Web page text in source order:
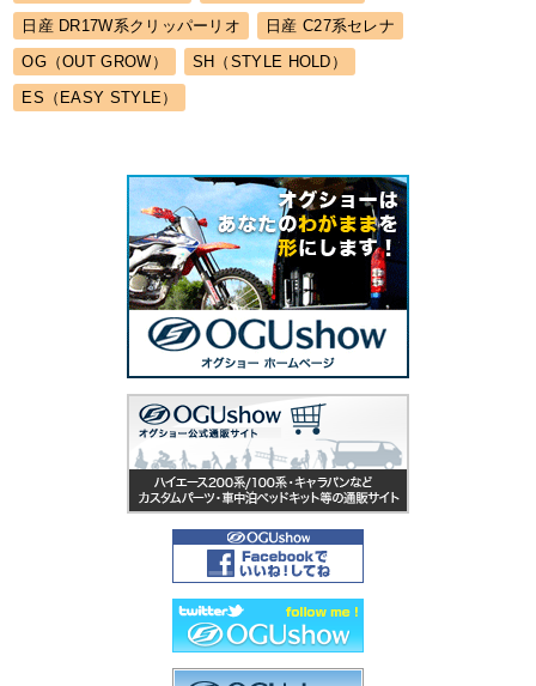
日産 DR17W系クリッパーリオ
日産 C27系セレナ
OG（OUT GROW）
SH（STYLE HOLD）
ES（EASY STYLE）